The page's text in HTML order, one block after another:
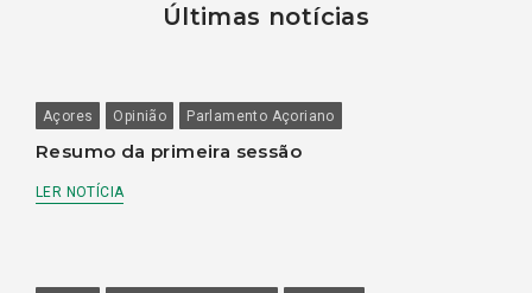
Últimas notícias
Açores Opinião Parlamento Açoriano
Resumo da primeira sessão
LER NOTÍCIA